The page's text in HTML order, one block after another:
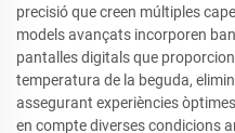
precisió que creen múltiples
models avançats incorporen
pantalles digitals que
temperatura de la beguda,
assegurant experiències
en compte diverses condicions